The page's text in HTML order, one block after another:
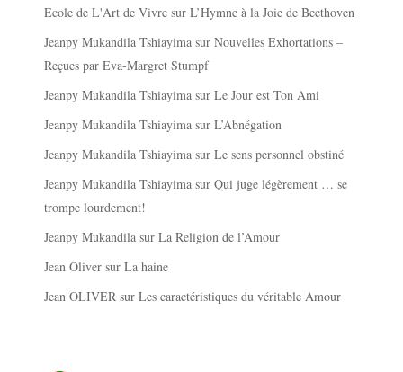
Ecole de L'Art de Vivre surL’Hymne à la Joie de Beethoven
Jeanpy Mukandila Tshiayima surNouvelles Exhortations –
Reçues par Eva-Margret Stumpf
Jeanpy Mukandila Tshiayima surLe Jour est Ton Ami
Jeanpy Mukandila Tshiayima surL’Abnégation
Jeanpy Mukandila Tshiayima surLe sens personnel obstiné
Jeanpy Mukandila Tshiayima surQui juge légèrement … se
trompe lourdement!
Jeanpy Mukandila surLa Religion de l’Amour
Jean Oliver surLa haine
Jean OLIVER surLes caractéristiques du véritable Amour